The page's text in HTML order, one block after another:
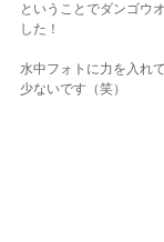
ということでダンゴウ
した！
水中フォトに力を入れ
少ないです（笑）